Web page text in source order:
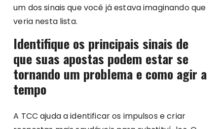
um dos sinais que você já estava imaginando que
veria nesta lista.
Identifique os principais sinais de
que suas apostas podem estar se
tornando um problema e como agir a
tempo
A TCC ajuda a identificar os impulsos e criar